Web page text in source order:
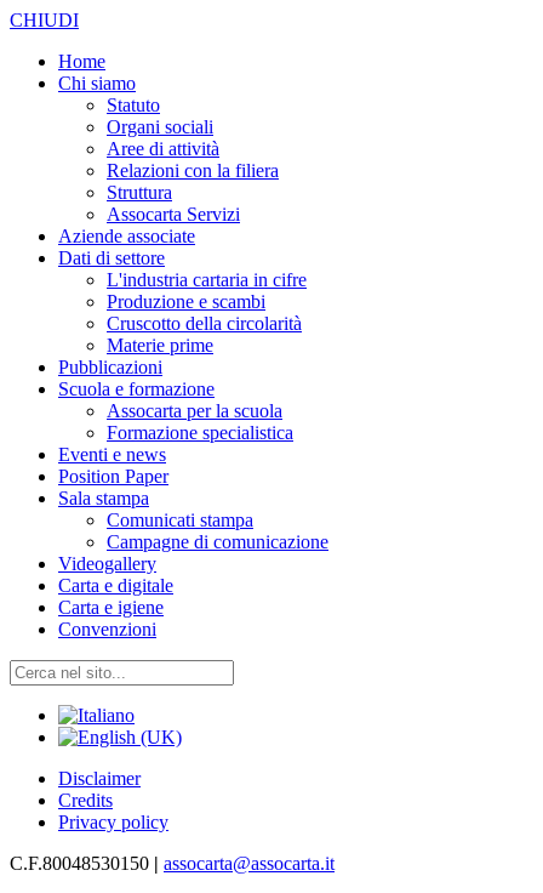
CHIUDI
Home
Chi siamo
Statuto
Organi sociali
Aree di attività
Relazioni con la filiera
Struttura
Assocarta Servizi
Aziende associate
Dati di settore
L'industria cartaria in cifre
Produzione e scambi
Cruscotto della circolarità
Materie prime
Pubblicazioni
Scuola e formazione
Assocarta per la scuola
Formazione specialistica
Eventi e news
Position Paper
Sala stampa
Comunicati stampa
Campagne di comunicazione
Videogallery
Carta e digitale
Carta e igiene
Convenzioni
Disclaimer
Credits
Privacy policy
C.F.80048530150 | assocarta@assocarta.it